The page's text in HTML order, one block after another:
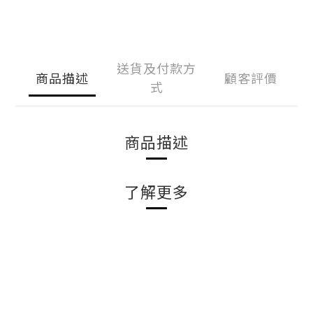
商品描述
送貨及付款方
式
顧客評價
商品描述
了解更多